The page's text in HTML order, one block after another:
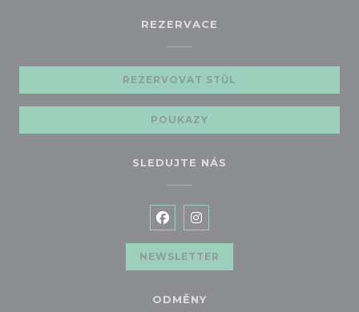
REZERVACE
REZERVOVAT STŮL
POUKAZY
SLEDUJTE NÁS
Facebook ((otevře se v novém
Instagram ((otevře se v
NEWSLETTER
ODMĚNY